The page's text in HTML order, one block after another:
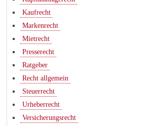
Kaufrecht
Markenrecht
Mietrecht
Presserecht
Ratgeber
Recht allgemein
Steuerrecht
Urheberrecht
Versicherungsrecht